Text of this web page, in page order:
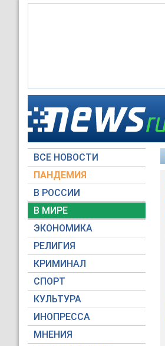
ВСЕ НОВОСТИ
ПАНДЕМИЯ
В РОССИИ
В МИРЕ
ЭКОНОМИКА
РЕЛИГИЯ
КРИМИНАЛ
СПОРТ
КУЛЬТУРА
ИНОПРЕССА
МНЕНИЯ